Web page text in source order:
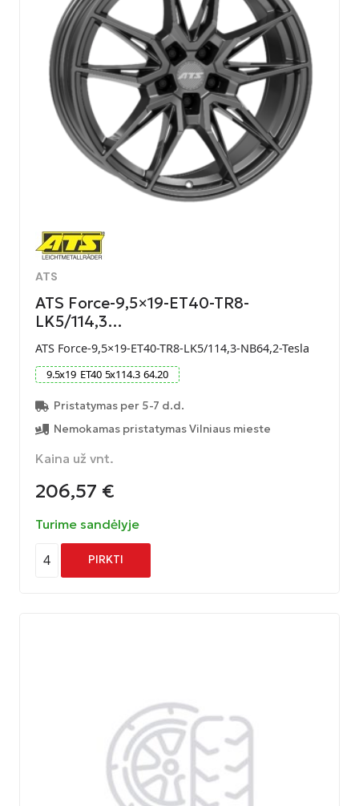
ATS
ATS Force-9,5×19-ET40-TR8-
LK5/114,3…
ATS Force-9,5×19-ET40-TR8-LK5/114,3-NB64,2-Tesla
9.5x19 ET40 5x114.3 64.20
Pristatymas per 5-7 d.d.
Nemokamas pristatymas Vilniaus mieste
Kaina už vnt.
206,57 €
Turime sandėlyje
4 PIRKTI